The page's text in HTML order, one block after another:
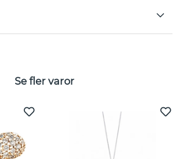
Se fler varor